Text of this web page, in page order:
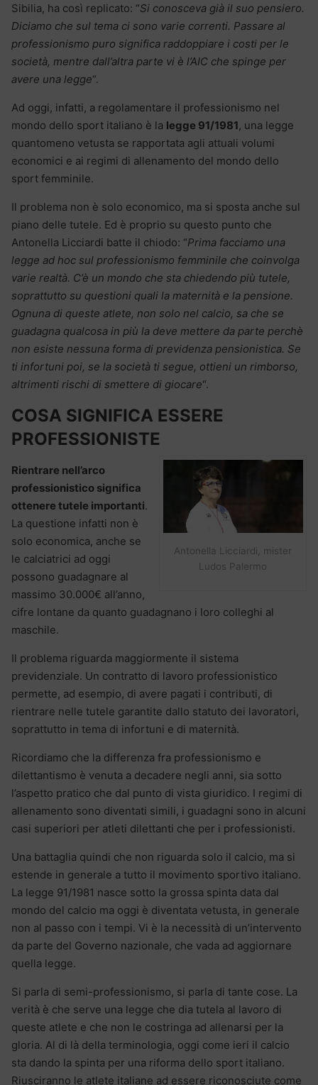
Sibilia, ha così replicato: “Si conosceva già il suo pensiero.
Diciamo che sul tema ci sono varie correnti. Passare al
professionismo puro significa raddoppiare i costi per le
società, mentre dall’altra parte vi è l’AIC che spinge per
avere una legge“.
Ad oggi, infatti, a regolamentare il professionismo nel
mondo dello sport italiano è la legge 91/1981, una legge
quantomeno vetusta se rapportata agli attuali volumi
economici e ai regimi di allenamento del mondo dello
sport femminile.
Il problema non è solo economico, ma si sposta anche sul
piano delle tutele. Ed è proprio su questo punto che
Antonella Licciardi batte il chiodo: “Prima facciamo una
legge ad hoc sul professionismo femminile che coinvolga
varie realtà. C’è un mondo che sta chiedendo più tutele,
soprattutto su questioni quali la maternità e la pensione.
Ognuna di queste atlete, non solo nel calcio, sa che se
guadagna qualcosa in più la deve mettere da parte perchè
non esiste nessuna forma di previdenza pensionistica. Se
ti infortuni poi, se la società ti segue, ottieni un rimborso,
altrimenti rischi di smettere di giocare“.
COSA SIGNIFICA ESSERE
PROFESSIONISTE
Antonella Licciardi, mister
Ludos Palermo
Rientrare nell’arco
professionistico significa
ottenere tutele importanti.
La questione infatti non è
solo economica, anche se
le calciatrici ad oggi
possono guadagnare al
massimo 30.000€ all’anno,
cifre lontane da quanto guadagnano i loro colleghi al
maschile.
Il problema riguarda maggiormente il sistema
previdenziale. Un contratto di lavoro professionistico
permette, ad esempio, di avere pagati i contributi, di
rientrare nelle tutele garantite dallo statuto dei lavoratori,
soprattutto in tema di infortuni e di maternità.
Ricordiamo che la differenza fra professionismo e
dilettantismo è venuta a decadere negli anni, sia sotto
l’aspetto pratico che dal punto di vista giuridico. I regimi di
allenamento sono diventati simili, i guadagni sono in alcuni
casi superiori per atleti dilettanti che per i professionisti.
Una battaglia quindi che non riguarda solo il calcio, ma si
estende in generale a tutto il movimento sportivo italiano.
La legge 91/1981 nasce sotto la grossa spinta data dal
mondo del calcio ma oggi è diventata vetusta, in generale
non al passo con i tempi. Vi è la necessità di un’intervento
da parte del Governo nazionale, che vada ad aggiornare
quella legge.
Si parla di semi-professionismo, si parla di tante cose. La
verità è che serve una legge che dia tutela al lavoro di
queste atlete e che non le costringa ad allenarsi per la
gloria. Al di là della terminologia, oggi come ieri il calcio
sta dando la spinta per una riforma dello sport italiano.
Riusciranno le atlete italiane ad essere riconosciute come